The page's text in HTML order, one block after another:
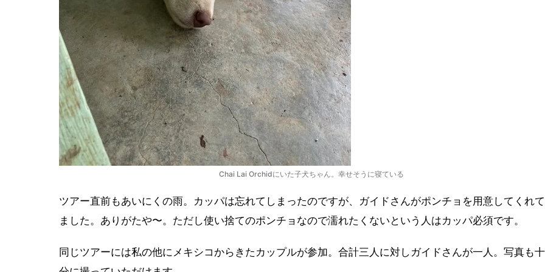
Chai Lai Orchidにいた子犬ちゃん。幸せそうに寝ている
ツアー直前もあいにくの雨。カッパは忘れてしまったのですが、ガイドさんがポンチョを用意してくれ
ました。ありがたや〜。ただし使い捨てのポンチョなので濡れたくないという人はカッパ必須です。
同じツアーには私の他にメキシコからきたカップルが参加。合計三人に対しガイドさんが一人。写真も